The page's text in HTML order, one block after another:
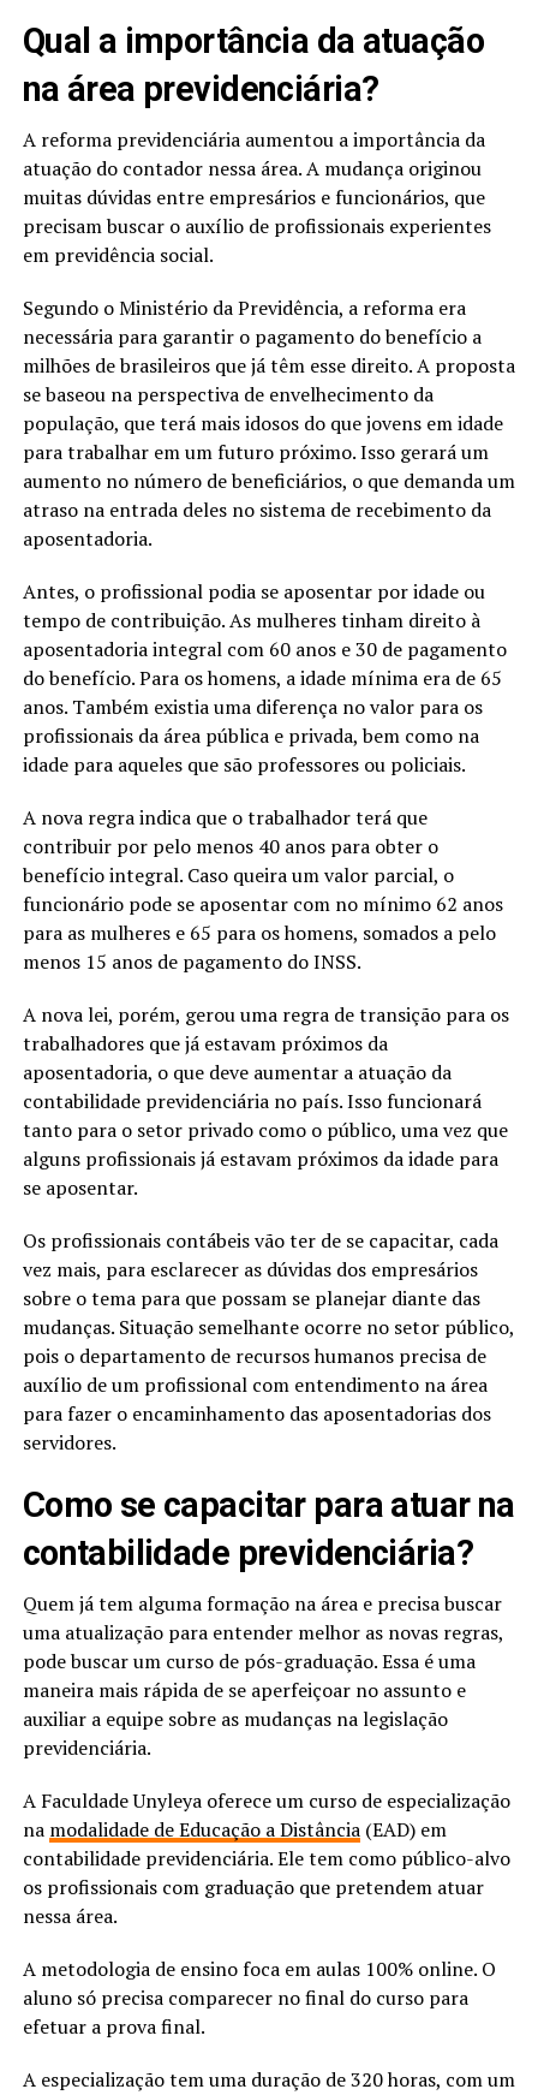
Qual a importância da atuação
na área previdenciária?
A reforma previdenciária aumentou a importância da
atuação do contador nessa área. A mudança originou
muitas dúvidas entre empresários e funcionários, que
precisam buscar o auxílio de profissionais experientes
em previdência social.
Segundo o Ministério da Previdência, a reforma era
necessária para garantir o pagamento do benefício a
milhões de brasileiros que já têm esse direito. A proposta
se baseou na perspectiva de envelhecimento da
população, que terá mais idosos do que jovens em idade
para trabalhar em um futuro próximo. Isso gerará um
aumento no número de beneficiários, o que demanda um
atraso na entrada deles no sistema de recebimento da
aposentadoria.
Antes, o profissional podia se aposentar por idade ou
tempo de contribuição. As mulheres tinham direito à
aposentadoria integral com 60 anos e 30 de pagamento
do benefício. Para os homens, a idade mínima era de 65
anos. Também existia uma diferença no valor para os
profissionais da área pública e privada, bem como na
idade para aqueles que são professores ou policiais.
A nova regra indica que o trabalhador terá que
contribuir por pelo menos 40 anos para obter o
benefício integral. Caso queira um valor parcial, o
funcionário pode se aposentar com no mínimo 62 anos
para as mulheres e 65 para os homens, somados a pelo
menos 15 anos de pagamento do INSS.
A nova lei, porém, gerou uma regra de transição para os
trabalhadores que já estavam próximos da
aposentadoria, o que deve aumentar a atuação da
contabilidade previdenciária no país. Isso funcionará
tanto para o setor privado como o público, uma vez que
alguns profissionais já estavam próximos da idade para
se aposentar.
Os profissionais contábeis vão ter de se capacitar, cada
vez mais, para esclarecer as dúvidas dos empresários
sobre o tema para que possam se planejar diante das
mudanças. Situação semelhante ocorre no setor público,
pois o departamento de recursos humanos precisa de
auxílio de um profissional com entendimento na área
para fazer o encaminhamento das aposentadorias dos
servidores.
Como se capacitar para atuar na
contabilidade previdenciária?
Quem já tem alguma formação na área e precisa buscar
uma atualização para entender melhor as novas regras,
pode buscar um curso de pós-graduação. Essa é uma
maneira mais rápida de se aperfeiçoar no assunto e
auxiliar a equipe sobre as mudanças na legislação
previdenciária.
A Faculdade Unyleya oferece um curso de especialização
na modalidade de Educação a Distância(EAD) em
contabilidade previdenciária. Ele tem como público-alvo
os profissionais com graduação que pretendem atuar
nessa área.
A metodologia de ensino foca em aulas 100% online. O
aluno só precisa comparecer no final do curso para
efetuar a prova final.
A especialização tem uma duração de 320 horas, com um